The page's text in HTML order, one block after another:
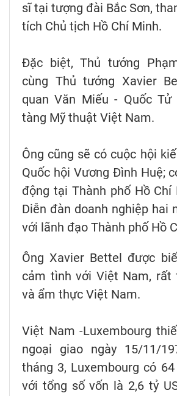
sĩ tại tượng đài Bắc Sơn,
tích Chủ tịch Hồ Chí Minh.
Đặc biệt, Thủ tướng
cùng Thủ tướng Xavier
quan Văn Miếu - Quốc Tử
tàng Mỹ thuật Việt Nam.
Ông cũng sẽ có cuộc hội
Quốc hội Vương Đình Huệ;
động tại Thành phố Hồ Chí
Diễn đàn doanh nghiệp hai
với lãnh đạo Thành phố Hồ
Ông Xavier Bettel được
cảm tình với Việt Nam, rất
và ẩm thực Việt Nam.
Việt Nam -Luxembourg
ngoại giao ngày 15/11/
tháng 3, Luxembourg có
với tổng số vốn là 2,6 tỷ